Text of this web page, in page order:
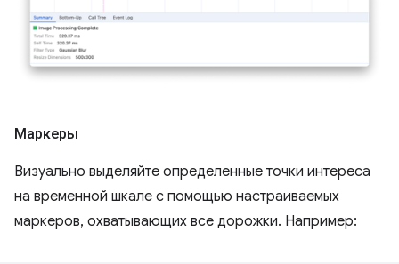
Маркеры
Визуально выделяйте определенные точки интереса
на временной шкале с помощью настраиваемых
маркеров, охватывающих все дорожки. Например: